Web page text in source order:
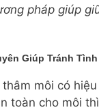
pháp giúp
Giúp Tránh
môi có
toàn cho môi